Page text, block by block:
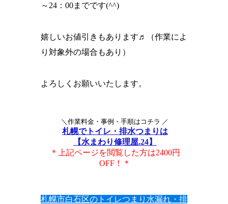
～24：00までです(^^)
嬉しいお値引きもあります♬（作業によ
り対象外の場合もあり）
よろしくお願いいたします。
＼作業料金・事例・手順はコチラ ／
札幌でトイレ・排水つまりは
【水まわり修理屋.24】
＊上記ページを閲覧した方は2400円
OFF！＊
札幌市白石区のトイレつまり水漏れ・排